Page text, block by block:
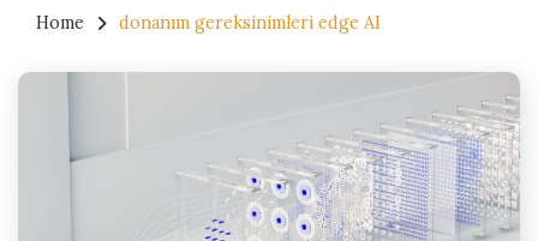
Home donanım gereksinimleri edge AI